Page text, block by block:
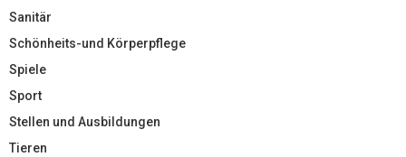
Sanitär
Schönheits-und Körperpflege
Spiele
Sport
Stellen und Ausbildungen
Tieren